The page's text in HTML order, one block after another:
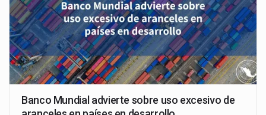
Banco Mundial advierte sobre uso excesivo de